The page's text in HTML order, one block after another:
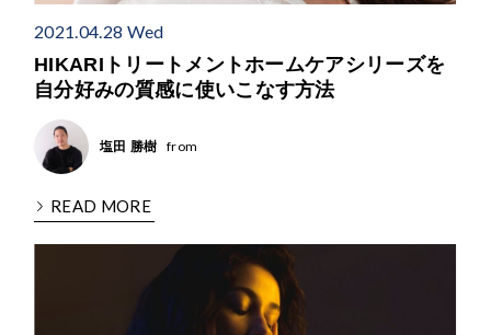
2021.04.28 Wed
HIKARIトリートメントホームケアシリーズを
自分好みの質感に使いこなす方法
塩田 勝樹 from
READ MORE